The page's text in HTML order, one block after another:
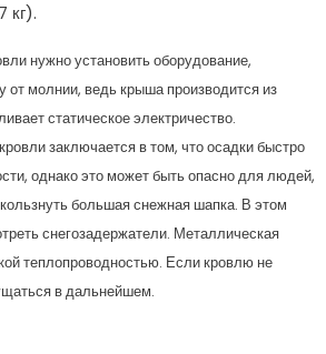
кг).
нужно установить оборудование,
молнии, ведь крыша производится из
статическое электричество.
заключается в том, что осадки быстро
однако это может быть опасно для людей,
большая снежная шапка. В этом
снегозадержатели. Металлическая
теплопроводностью. Если кровлю не
в дальнейшем.